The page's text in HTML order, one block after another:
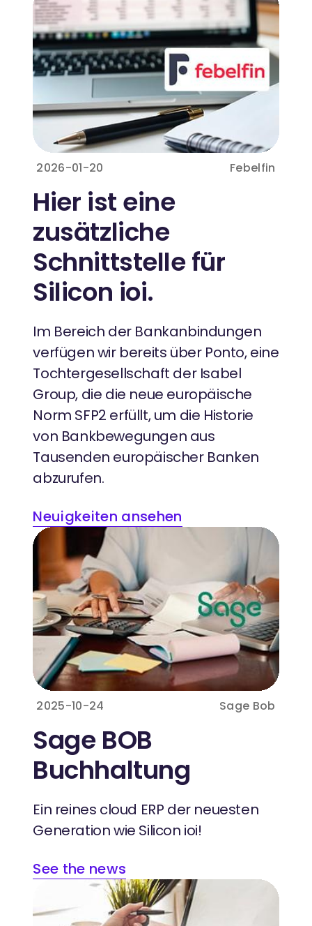
2026-01-20 Febelfin
Hier ist eine
zusätzliche
Schnittstelle für
Silicon ioi.
Im Bereich der Bankanbindungen
verfügen wir bereits über Ponto, eine
Tochtergesellschaft der Isabel
Group, die die neue europäische
Norm SFP2 erfüllt, um die Historie
von Bankbewegungen aus
Tausenden europäischer Banken
abzurufen.
Neuigkeiten ansehen
2025-10-24 Sage Bob
Sage BOB
Buchhaltung
Ein reines cloud ERP der neuesten
Generation wie Silicon ioi!
See the news